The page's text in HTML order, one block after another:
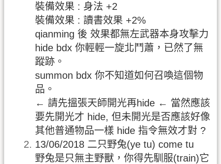
裝備效果 : 身法 +2
裝備效果 : 讀書效果 +2%
qianming 後 效果都無左武器本身攻擊力
hide bdx 你輕輕一旋北鬥蕭，已然了無
蹤跡。
summon bdx 你不知道如何召喚這個物
品。
← 請先搵張天師開光再hide ← 當然應該
要先開光才 hide, 但未開光是否應該好像
其他普通物品一樣 hide 指令無效才對 ?
13/06/2018 二只野兔(ye tu) come tu
野兔是只無主野獸，你得先馴服(train)它